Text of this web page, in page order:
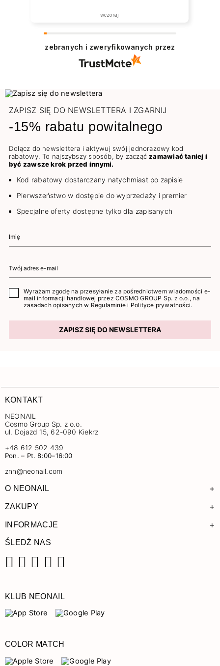
wczoraj
zebranych i zweryfikowanych przez
ZAPISZ SIĘ DO NEWSLETTERA I ZGARNIJ
-15% rabatu powitalnego
Dołącz do newslettera i aktywuj swój jednorazowy kod
rabatowy. To najszybszy sposób, by zacząćzamawiać taniej i
być zawsze krok przed innymi.
Kod rabatowy dostarczany natychmiast po zapisie
Pierwszeństwo w dostępie do wyprzedaży i premier
Specjalne oferty dostępne tylko dla zapisanych
Wyrażam zgodę na przesyłanie za pośrednictwem wiadomości e-
mail informacji handlowej przez COSMO GROUP Sp. z o.o., na
zasadach opisanych w Regulaminie i Polityce prywatności.
ZAPISZ SIĘ DO NEWSLETTERA
KONTAKT
NEONAIL
Cosmo Group Sp. z o.o.
ul. Dojazd 15, 62-090 Kiekrz
+48 612 502 439
Pon. – Pt. 8:00–16:00
znn@neonail.com
O NEONAIL +
ZAKUPY +
INFORMACJE +
ŚLEDŹ NAS
KLUB NEONAIL
COLOR MATCH